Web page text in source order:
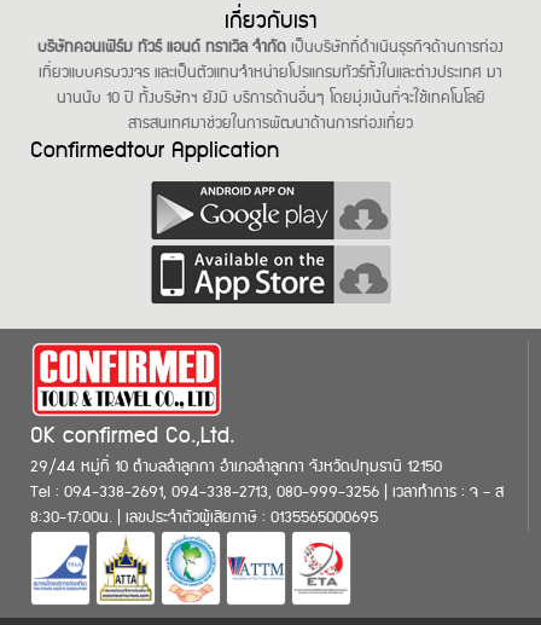
เกี่ยวกับเรา
บริษัทคอนเฟิร์ม ทัวร์ แอนด์ ทราเวิล จำกัดเป็นบริษัทที่ดำเนินธุรกิจด้านการท่อง
เที่ยวแบบครบวงจร และเป็นตัวแทนจำหน่ายโปรแกรมทัวร์ทั้งในและต่างประเทศ มา
นานนับ 10 ปี ทั้งบริษัทฯ ยังมี บริการด้านอื่นๆ โดยมุ่งเน้นที่จะใช้เทคโนโลยี
สารสนเทศมาช่วยในการพัฒนาด้านการท่องเที่ยว
Confirmedtour Application
OK confirmed Co.,Ltd.
29/44 หมู่ที่ 10 ตำบลลำลูกกา อำเภอลำลูกกา จังหวัดปทุมธานี 12150
Tel : 094-338-2691, 094-338-2713, 080-999-3256 | เวลาทำการ : จ - ส
8:30-17:00น. | เลขประจำตัวผู้เสียภาษี : 0135565000695